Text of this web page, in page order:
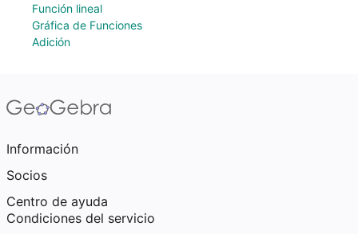
Función lineal
Gráfica de Funciones
Adición
Información
Socios
Centro de ayuda
Condiciones del servicio